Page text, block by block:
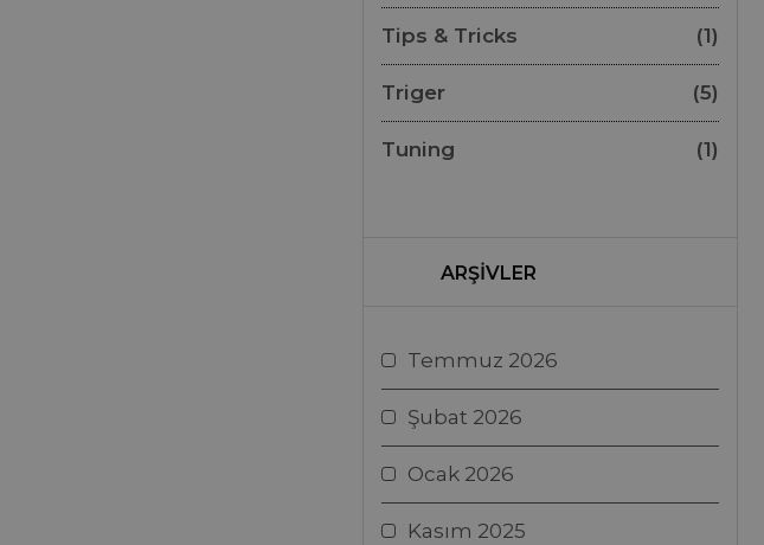
Tips & Tricks (1)
Triger (5)
Tuning (1)
ARŞIVLER
Temmuz 2026
Şubat 2026
Ocak 2026
Kasım 2025